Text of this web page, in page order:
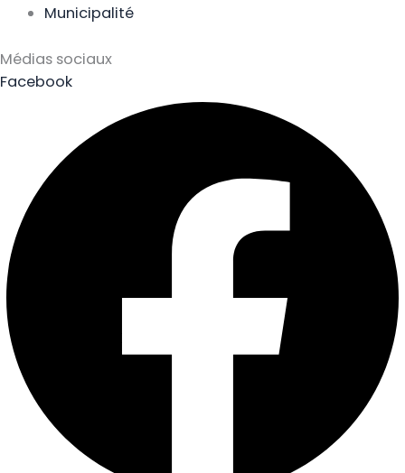
Municipalité
Médias sociaux
Facebook